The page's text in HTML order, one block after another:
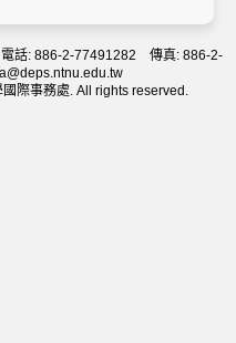
話: 886-2-77491282 傳真: 886-2-
際事務處. All rights reserved.